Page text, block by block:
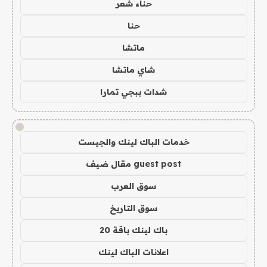
حناء شعر
حنا
ماتشا
شاي ماتشا
شدات ببجي تمارا
!
خدمات الباك لينك والجيست
guest post مقال ضيف
سوق العرب
سوق التاريخ
باك لينك باقة 20
اعلانات الباك لينك